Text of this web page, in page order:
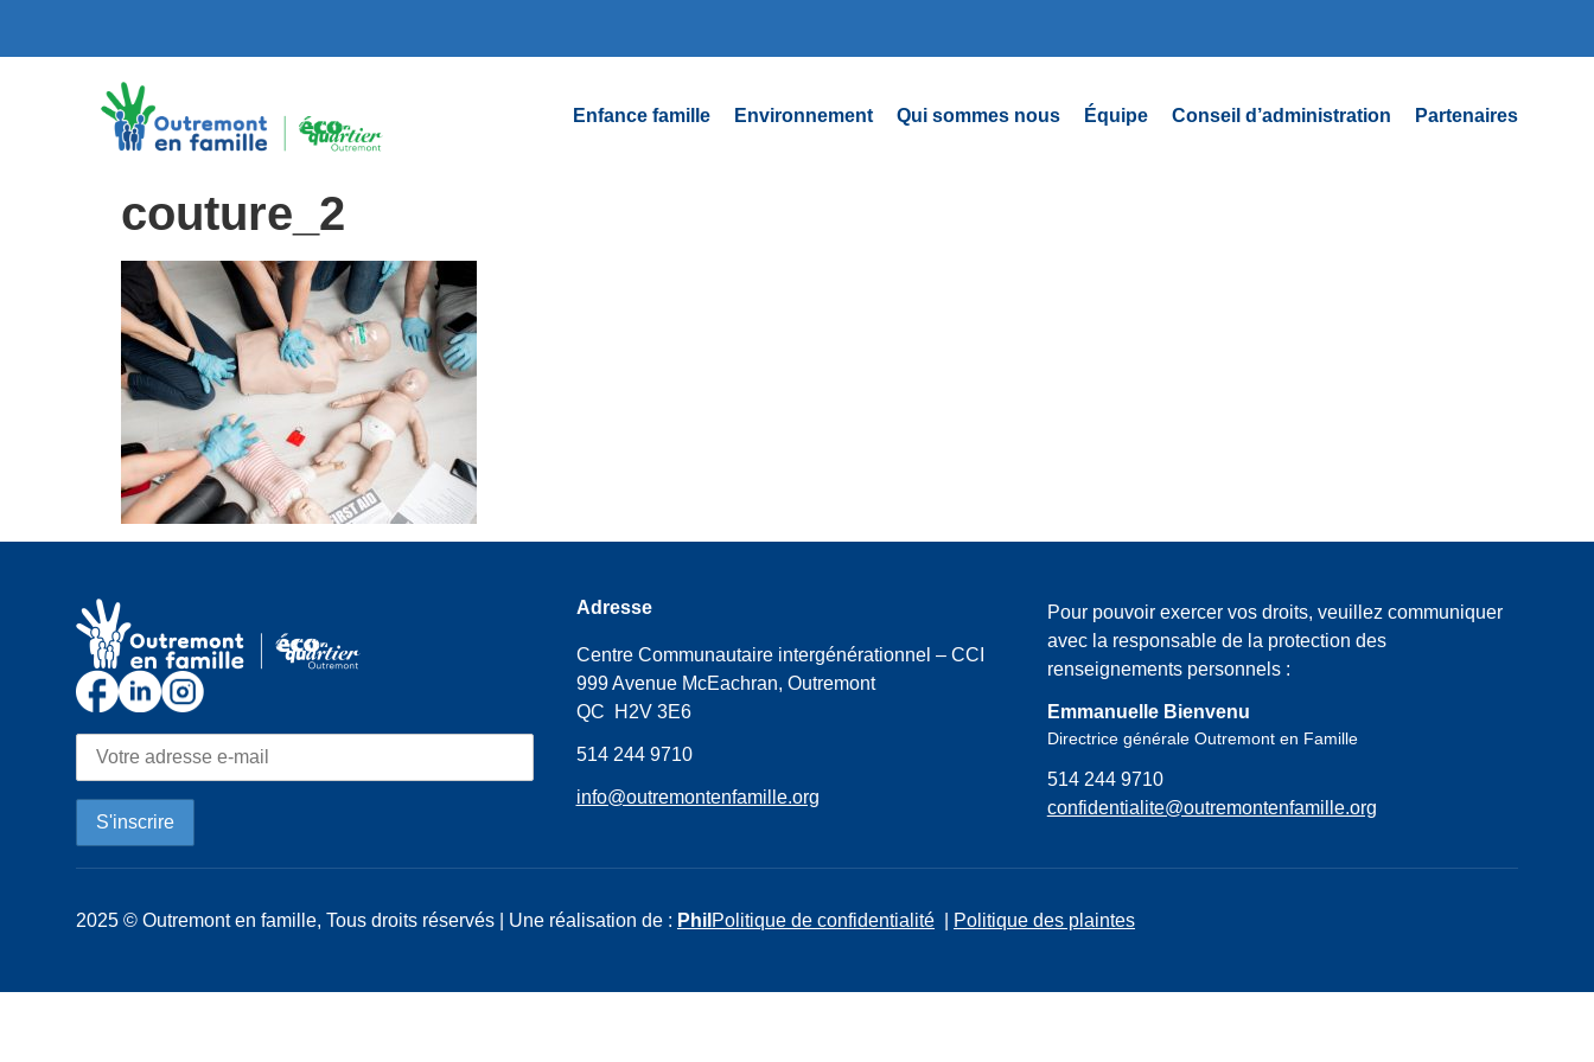
Enfance famille Environnement Qui sommes nous Équipe Conseil d’administration Partenaires
couture_2
Adresse
Centre Communautaire intergénérationnel – CCI
999 Avenue McEachran, Outremont
QC H2V 3E6
514 244 9710
info@outremontenfamille.org
Pour pouvoir exercer vos droits, veuillez communiquer
avec la responsable de la protection des
renseignements personnels :
Emmanuelle Bienvenu
Directrice générale Outremont en Famille
514 244 9710
confidentialite@outremontenfamille.org
2025 © Outremont en famille, Tous droits réservés | Une réalisation de : Phil Politique de confidentialité Politique des plaintes